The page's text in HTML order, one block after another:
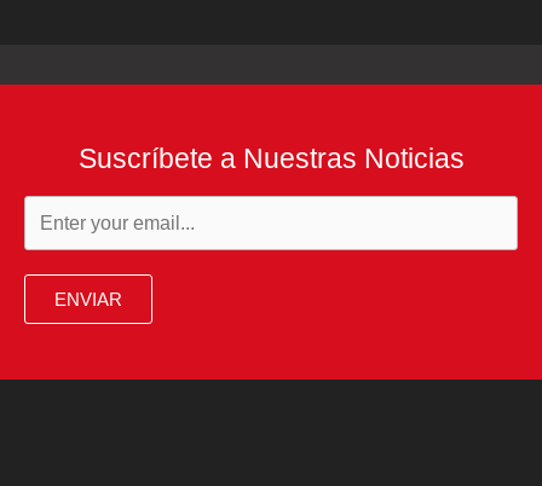
Suscríbete a Nuestras Noticias
ENVIAR